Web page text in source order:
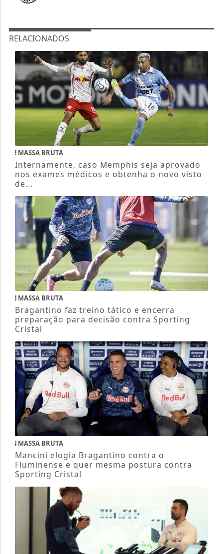
RELACIONADOS
MASSA BRUTA
Internamente, caso Memphis seja aprovado
nos exames médicos e obtenha o novo visto
de...
MASSA BRUTA
Bragantino faz treino tático e encerra
preparação para decisão contra Sporting
Cristal
MASSA BRUTA
Mancini elogia Bragantino contra o
Fluminense e quer mesma postura contra
Sporting Cristal